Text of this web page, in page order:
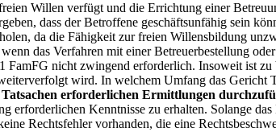
Willen verfügt und die Errichtung einer
dass der Betroffene geschäftsunfähig sein
da die Fähigkeit zur freien Willensbildung
das Verfahren mit einer Betreuerbestellung
nicht zwingend erforderlich. Insoweit ist
wird. In welchem Umfang das Gericht
erforderlichen Ermittlungen
erforderlichen Kenntnisse zu erhalten. Solange
Rechtsfehler vorhanden, die eine